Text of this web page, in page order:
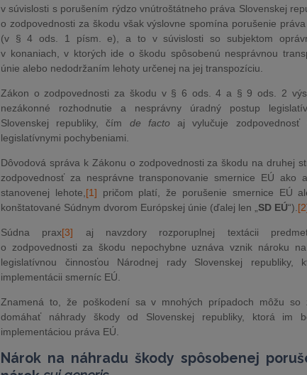
v súvislosti s porušením rýdzo vnútroštátneho práva Slovenskej
o zodpovednosti za škodu však výslovne spomína porušenie
(v § 4 ods. 1 písm. e), a to v súvislosti so subjektom
v konaniach, v ktorých ide o škodu spôsobenú nesprávnou
únie alebo nedodržaním lehoty určenej na jej transpozíciu.
Zákon o zodpovednosti za škodu v § 6 ods. 4 a § 9 ods. 2
nezákonné rozhodnutie a nesprávny úradný postup
Slovenskej republiky, čím de factoaj vylučuje
legislatívnymi pochybeniami.
Dôvodová správa k Zákonu o zodpovednosti za škodu na druhej
zodpovednosť za nesprávne transponovanie smernice EÚ ako
stanovenej lehote, [1] pričom platí, že porušenie smernice EÚ
konštatované Súdnym dvorom Európskej únie (ďalej len „ SD EÚ“).
Súdna prax[3]
aj navzdory rozporuplnej textácii
o zodpovednosti za škodu nepochybne uznáva vznik nároku
legislatívnou činnosťou Národnej rady Slovenskej republiky,
implementácii smerníc EÚ.
Znamená to, že poškodení sa v mnohých prípadoch môžu so
domáhať náhrady škody od Slovenskej republiky, ktorá im
implementáciou práva EÚ.
Nárok na náhradu škody spôsobenej